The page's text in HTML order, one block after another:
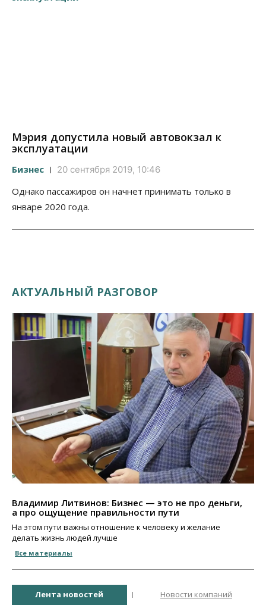
Мэрия допустила новый автовокзал к
эксплуатации
Бизнес 20 сентября 2019, 10:46
Однако пассажиров он начнет принимать только в
январе 2020 года.
АКТУАЛЬНЫЙ РАЗГОВОР
Владимир Литвинов: Бизнес — это не про деньги,
а про ощущение правильности пути
На этом пути важны отношение к человеку и желание
делать жизнь людей лучше
Все материалы
Лента новостей Новости компаний